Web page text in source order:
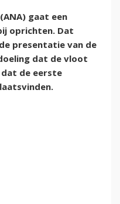
gaat een
oprichten. Dat
presentatie van de
dat de vloot
dat de eerste